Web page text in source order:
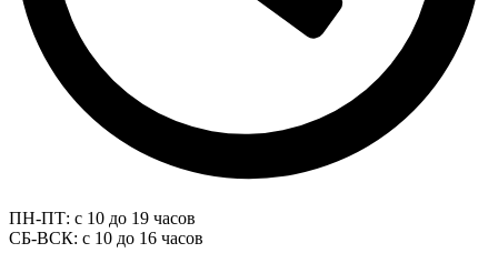
ПН-ПТ: с 10 до 19 часов
СБ-ВСК: с 10 до 16 часов